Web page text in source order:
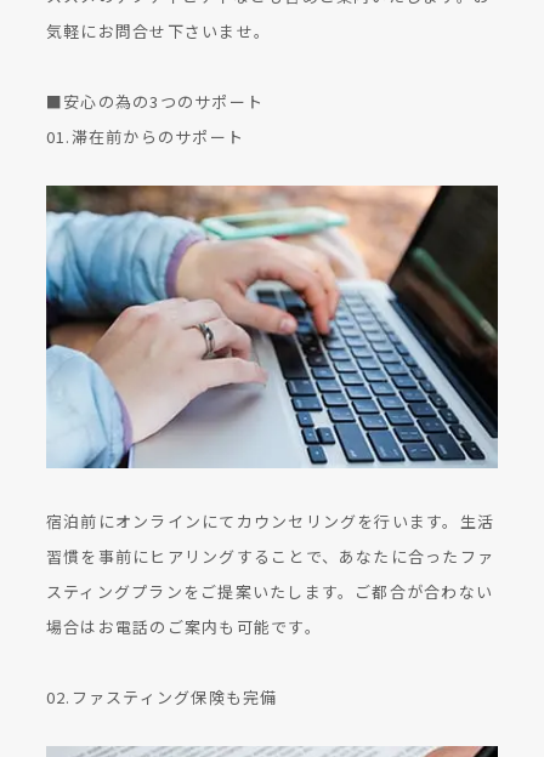
気軽にお問合せ下さいませ。
■安心の為の3つのサポート
01.滞在前からのサポート
宿泊前にオンラインにてカウンセリングを行います。生活
習慣を事前にヒアリングすることで、あなたに合ったファ
スティングプランをご提案いたします。ご都合が合わない
場合はお電話のご案内も可能です。
02.ファスティング保険も完備